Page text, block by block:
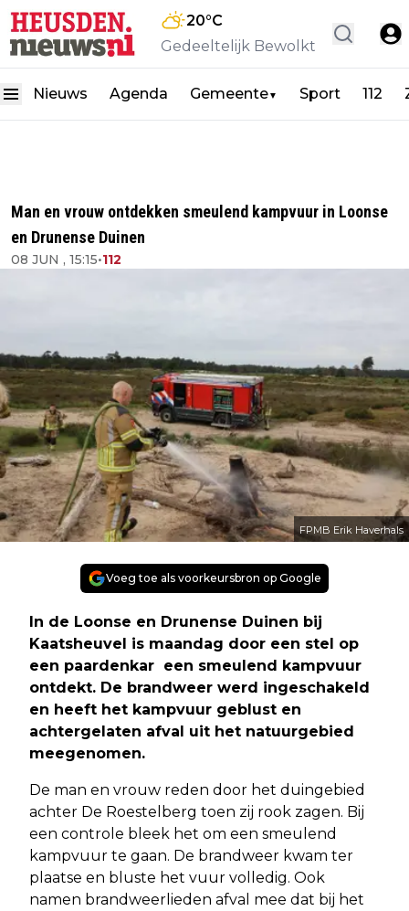
20°C
Gedeeltelijk Bewolkt
Nieuws Agenda Gemeente▼ Sport 112
Man en vrouw ontdekken smeulend kampvuur in Loonse
en Drunense Duinen
08 JUN , 15:15•112
FPMB Erik Haverhals
Voeg toe als voorkeursbron op Google
In de Loonse en Drunense Duinen bij
Kaatsheuvel is maandag door een stel op
een paardenkar een smeulend kampvuur
ontdekt. De brandweer werd ingeschakeld
en heeft het kampvuur geblust en
achtergelaten afval uit het natuurgebied
meegenomen.
De man en vrouw reden door het duingebied
achter De Roestelberg toen zij rook zagen. Bij
een controle bleek het om een smeulend
kampvuur te gaan. De brandweer kwam ter
plaatse en bluste het vuur volledig. Ook
namen brandweerlieden afval mee dat bij het